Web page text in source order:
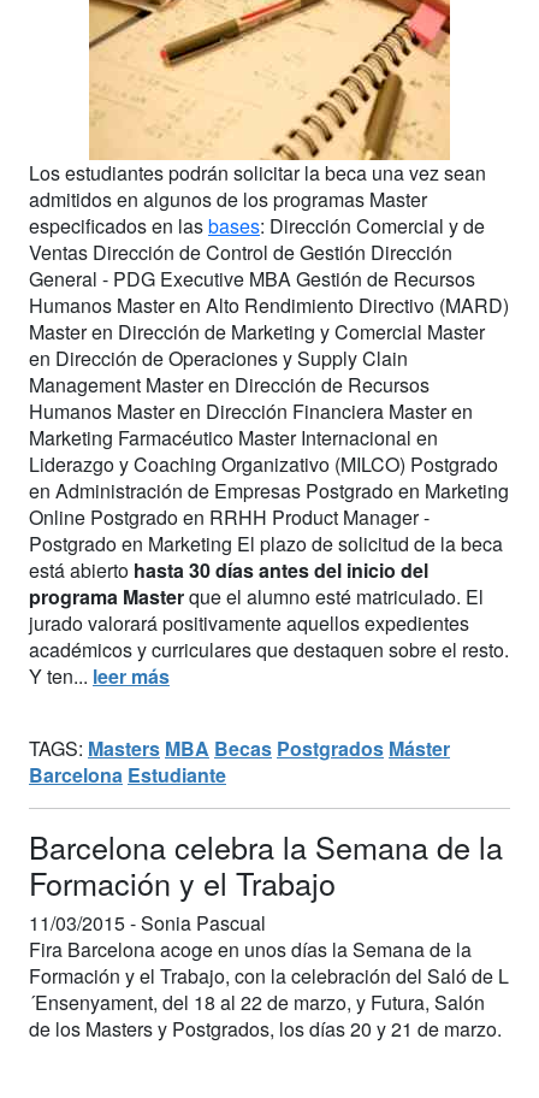
Los estudiantes podrán solicitar la beca una vez sean
admitidos en algunos de los programas Master
especificados en lasbases: Dirección Comercial y de
Ventas Dirección de Control de Gestión Dirección
General - PDG Executive MBA Gestión de Recursos
Humanos Master en Alto Rendimiento Directivo (MARD)
Master en Dirección de Marketing y Comercial Master
en Dirección de Operaciones y Supply Clain
Management Master en Dirección de Recursos
Humanos Master en Dirección Financiera Master en
Marketing Farmacéutico Master Internacional en
Liderazgo y Coaching Organizativo (MILCO) Postgrado
en Administración de Empresas Postgrado en Marketing
Online Postgrado en RRHH Product Manager -
Postgrado en Marketing El plazo de solicitud de la beca
está abierto hasta 30 días antes del inicio del
programa Masterque el alumno esté matriculado. El
jurado valorará positivamente aquellos expedientes
académicos y curriculares que destaquen sobre el resto.
Y ten... leer más
TAGS: Masters MBA Becas Postgrados Máster
Barcelona Estudiante
Barcelona celebra la Semana de la
Formación y el Trabajo
11/03/2015 -Sonia Pascual
Fira Barcelona acoge en unos días la Semana de la
Formación y el Trabajo, con la celebración del Saló de L
´Ensenyament, del 18 al 22 de marzo, y Futura, Salón
de los Masters y Postgrados, los días 20 y 21 de marzo.